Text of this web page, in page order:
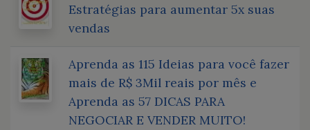
Estratégias para aumentar 5x suas
vendas
Aprenda as 115 Ideias para você fazer
mais de R$ 3Mil reais por mês e
Aprenda as 57 DICAS PARA
NEGOCIAR E VENDER MUITO!